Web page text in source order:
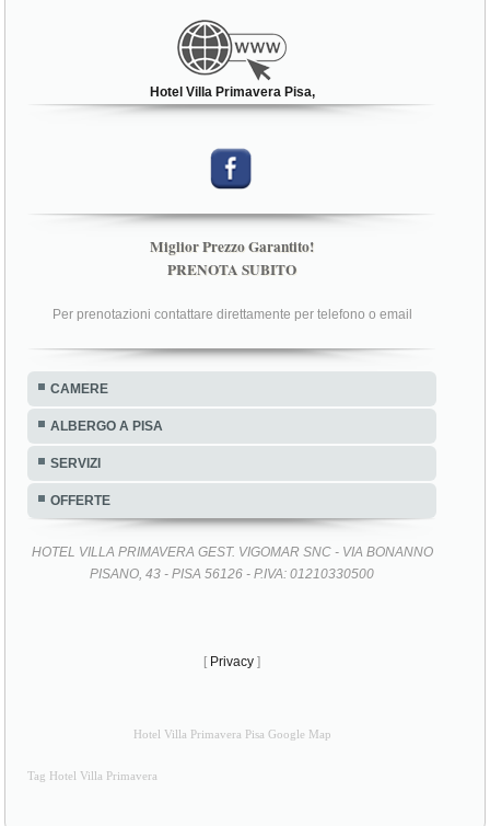
Hotel Villa Primavera Pisa,
Miglior Prezzo Garantito!
PRENOTA SUBITO
Per prenotazioni contattare direttamente per telefono o email
CAMERE
ALBERGO A PISA
SERVIZI
OFFERTE
HOTEL VILLA PRIMAVERA GEST. VIGOMAR SNC - VIA BONANNO
PISANO, 43 - PISA 56126 - P.IVA: 01210330500
[ Privacy ]
Hotel Villa Primavera Pisa Google Map
Tag Hotel Villa Primavera